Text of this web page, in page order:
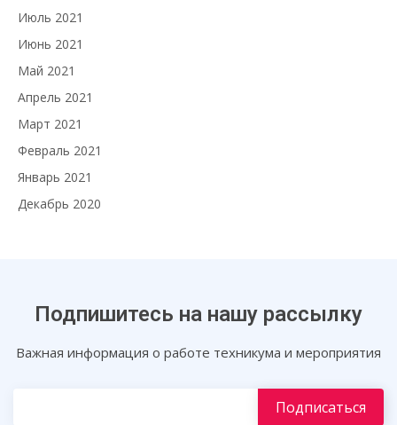
Июль 2021
Июнь 2021
Май 2021
Апрель 2021
Март 2021
Февраль 2021
Январь 2021
Декабрь 2020
Подпишитесь на нашу рассылку
Важная информация о работе техникума и мероприятия